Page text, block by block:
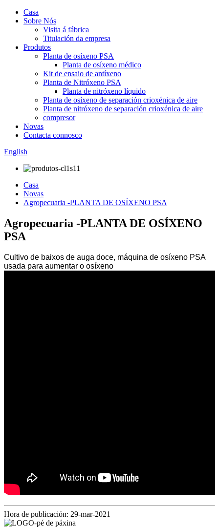
Casa
Sobre Nós
Visita á fábrica
Titulación da empresa
Produtos
Planta de osíxeno PSA
Planta de osíxeno médico
Kit de ensaio de antíxeno
Planta de Nitróxeno PSA
Planta de nitróxeno líquido
Planta de osíxeno de separación crioxénica de aire
Planta de nitróxeno de separación crioxénica de aire
compresor
Novas
Contacta connosco
English
Casa
Novas
Agropecuaria -PLANTA DE OSÍXENO PSA
Agropecuaria -PLANTA DE OSÍXENO
PSA
Cultivo de baixos de auga doce, máquina de osíxeno PSA
usada para aumentar o osíxeno
Hora de publicación: 29-mar-2021